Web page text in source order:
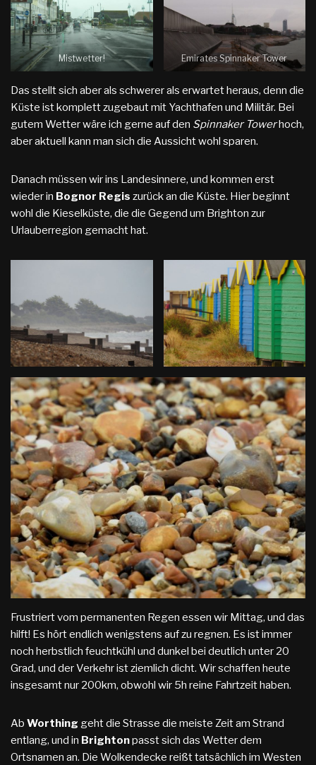
Mistwetter! Emirates Spinnaker Tower
Das stellt sich aber als schwerer als erwartet heraus, denn die
Küste ist komplett zugebaut mit Yachthafen und Militär. Bei
gutem Wetter wäre ich gerne auf den Spinnaker Towerhoch,
aber aktuell kann man sich die Aussicht wohl sparen.
Danach müssen wir ins Landesinnere, und kommen erst
wieder in Bognor Regis zurück an die Küste. Hier beginnt
wohl die Kieselküste, die die Gegend um Brighton zur
Urlauberregion gemacht hat.
Frustriert vom permanenten Regen essen wir Mittag, und das
hilft! Es hört endlich wenigstens auf zu regnen. Es ist immer
noch herbstlich feuchtkühl und dunkel bei deutlich unter 20
Grad, und der Verkehr ist ziemlich dicht. Wir schaffen heute
insgesamt nur 200km, obwohl wir 5h reine Fahrtzeit haben.
Ab Worthing geht die Strasse die meiste Zeit am Strand
entlang, und in Brightonpasst sich das Wetter dem
Ortsnamen an. Die Wolkendecke reißt tatsächlich im Westen